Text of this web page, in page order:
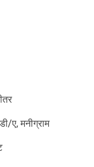
ए, मनीग्राम